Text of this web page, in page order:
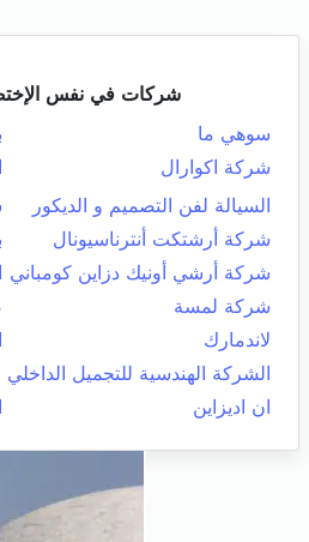
شركات في نفس
سوهي ما
شركة اكوارال
السيالة لفن التصميم و الديكور
شركة أرشتكت أنترناسيونال
شركة أرشي أونيك دزاين كومباني
شركة لمسة
لاندمارك
الشركة الهندسية للتجميل الداخلي
ان اديزاين